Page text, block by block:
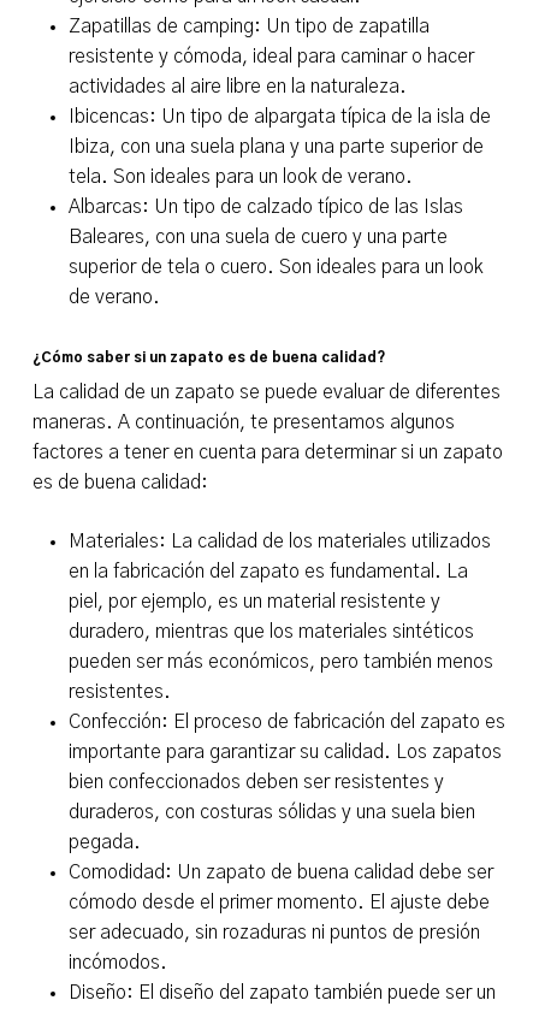
Zapatillas de camping: Un tipo de zapatilla
resistente y cómoda, ideal para caminar o hacer
actividades al aire libre en la naturaleza.
Ibicencas: Un tipo de alpargata típica de la isla de
Ibiza, con una suela plana y una parte superior de
tela. Son ideales para un look de verano.
Albarcas: Un tipo de calzado típico de las Islas
Baleares, con una suela de cuero y una parte
superior de tela o cuero. Son ideales para un look
de verano.
¿Cómo saber si un zapato es de buena calidad?
La calidad de un zapato se puede evaluar de diferentes
maneras. A continuación, te presentamos algunos
factores a tener en cuenta para determinar si un zapato
es de buena calidad:
Materiales: La calidad de los materiales utilizados
en la fabricación del zapato es fundamental. La
piel, por ejemplo, es un material resistente y
duradero, mientras que los materiales sintéticos
pueden ser más económicos, pero también menos
resistentes.
Confección: El proceso de fabricación del zapato es
importante para garantizar su calidad. Los zapatos
bien confeccionados deben ser resistentes y
duraderos, con costuras sólidas y una suela bien
pegada.
Comodidad: Un zapato de buena calidad debe ser
cómodo desde el primer momento. El ajuste debe
ser adecuado, sin rozaduras ni puntos de presión
incómodos.
Diseño: El diseño del zapato también puede ser un